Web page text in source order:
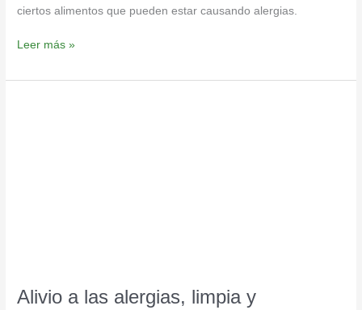
ciertos alimentos que pueden estar causando alergias.
Leer más »
Alivio a las alergias, limpia y